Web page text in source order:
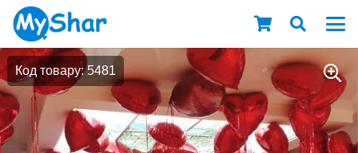
Код товару: 5481